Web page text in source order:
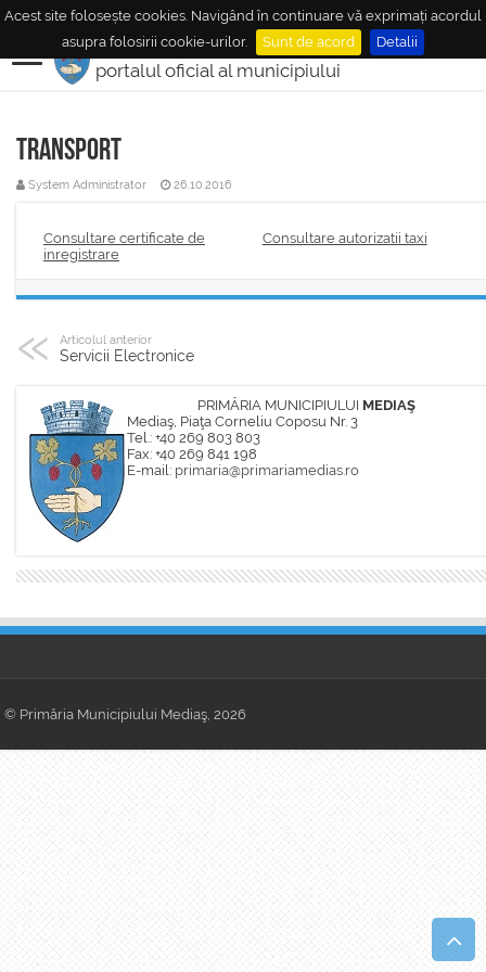
Acest site folosește cookies. Navigând în continuare vă exprimați acordul
asupra folosirii cookie-urilor.
Sunt de acord Detalii
MUNICIPIULMEDIAŞ
portalul oficial al municipiului
Transport
System Administrator 26.10.2016
Consultare certificate de
inregistrare
Consultare autorizatii taxi
Articolul anterior
Servicii Electronice
PRIMĂRIA MUNICIPIULUI MEDIAŞ
Mediaş, Piaţa Corneliu Coposu Nr. 3
Tel.: +40 269 803 803
Fax: +40 269 841 198
E-mail: primaria@primariamedias.ro
© Primăria Municipiului Mediaş, 2026